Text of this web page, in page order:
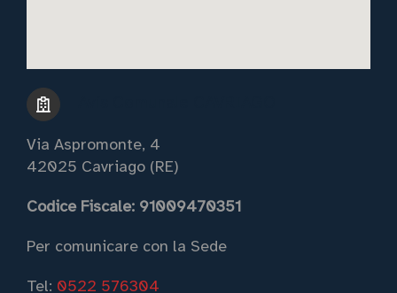
Via Aspromonte, 4
42025 Cavriago (RE)
Codice Fiscale: 91009470351
Per comunicare con la Sede
Tel: 0522 576304
al
per i